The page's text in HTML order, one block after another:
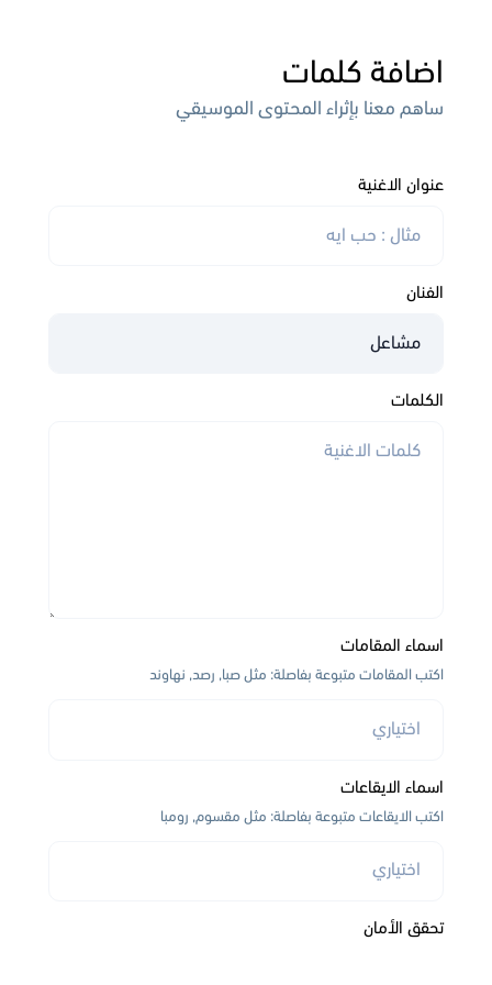
اضافة كلمات
ساهم معنا بإثراء المحتوى الموسيقي
عنوان الاغنية
الفنان
الكلمات
اسماء المقامات
اكتب المقامات متبوعة بفاصلة: مثل صبا, رصد, نهاوند
اسماء الايقاعات
اكتب الايقاعات متبوعة بفاصلة: مثل مقسوم, رومبا
تحقق الأمان